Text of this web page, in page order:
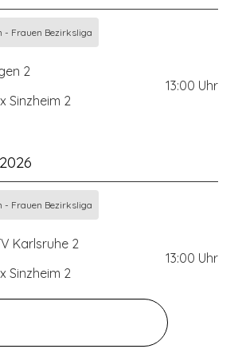
- Frauen Bezirksliga
2
Sinzheim 2
13:00 Uhr
- Frauen Bezirksliga
Karlsruhe 2
Sinzheim 2
13:00 Uhr